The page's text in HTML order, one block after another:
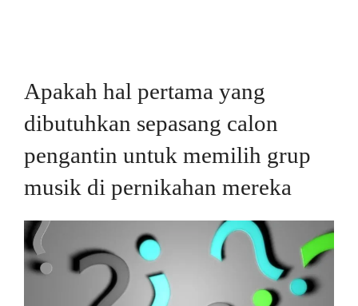
Apakah hal pertama yang
dibutuhkan sepasang calon
pengantin untuk memilih grup
musik di pernikahan mereka